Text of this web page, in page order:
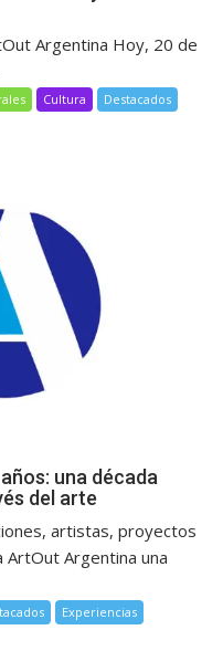
Argentina Hoy, 20 de
Cultura
Destacados
una década
del arte
artistas, proyectos
ArtOut Argentina una
Experiencias